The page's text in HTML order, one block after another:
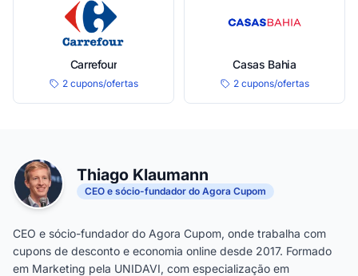
Carrefour
2 cupons/ofertas
Casas Bahia
2 cupons/ofertas
Thiago Klaumann
CEO e sócio-fundador do Agora Cupom
CEO e sócio-fundador do Agora Cupom, onde trabalha com
cupons de desconto e economia online desde 2017. Formado
em Marketing pela UNIDAVI, com especialização em